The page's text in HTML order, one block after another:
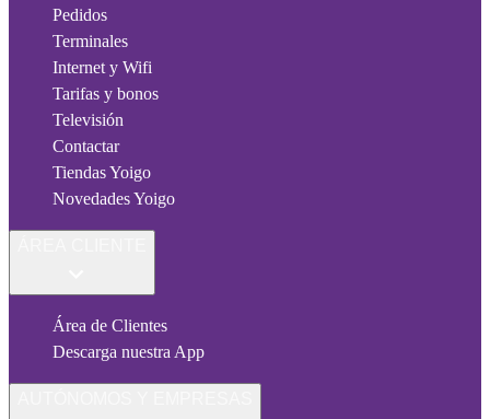
Pedidos
Terminales
Internet y Wifi
Tarifas y bonos
Televisión
Contactar
Tiendas Yoigo
Novedades Yoigo
Área de Clientes
Descarga nuestra App